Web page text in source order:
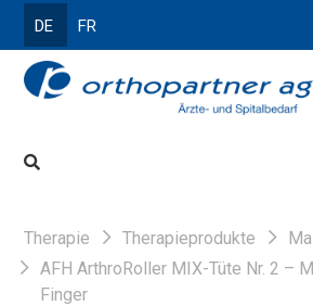
DE FR
Therapie Therapieprodukte
AFH ArthroRoller MIX-Tüte Nr. 2 –
Finger